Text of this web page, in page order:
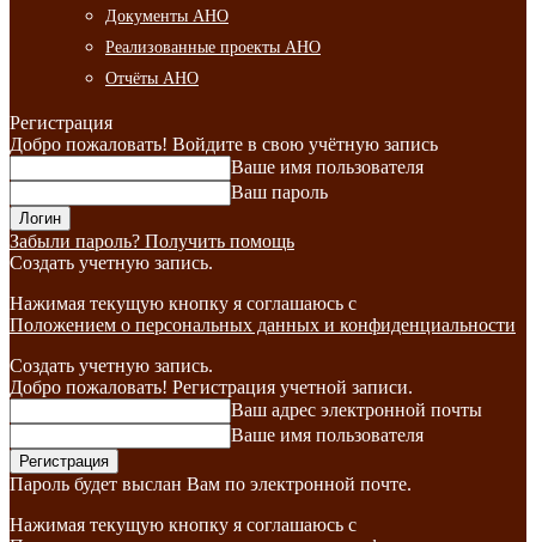
Документы АНО
Реализованные проекты АНО
Отчёты АНО
Регистрация
Добро пожаловать! Войдите в свою учётную запись
Ваше имя пользователя
Ваш пароль
Забыли пароль? Получить помощь
Создать учетную запись.
Нажимая текущую кнопку я соглашаюсь с
Положением о персональных данных и конфиденциальности
Создать учетную запись.
Добро пожаловать! Регистрация учетной записи.
Ваш адрес электронной почты
Ваше имя пользователя
Пароль будет выслан Вам по электронной почте.
Нажимая текущую кнопку я соглашаюсь с